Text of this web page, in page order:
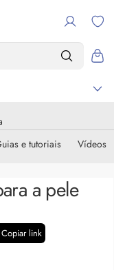
e tutoriais Vídeos
a pele
Copiar link